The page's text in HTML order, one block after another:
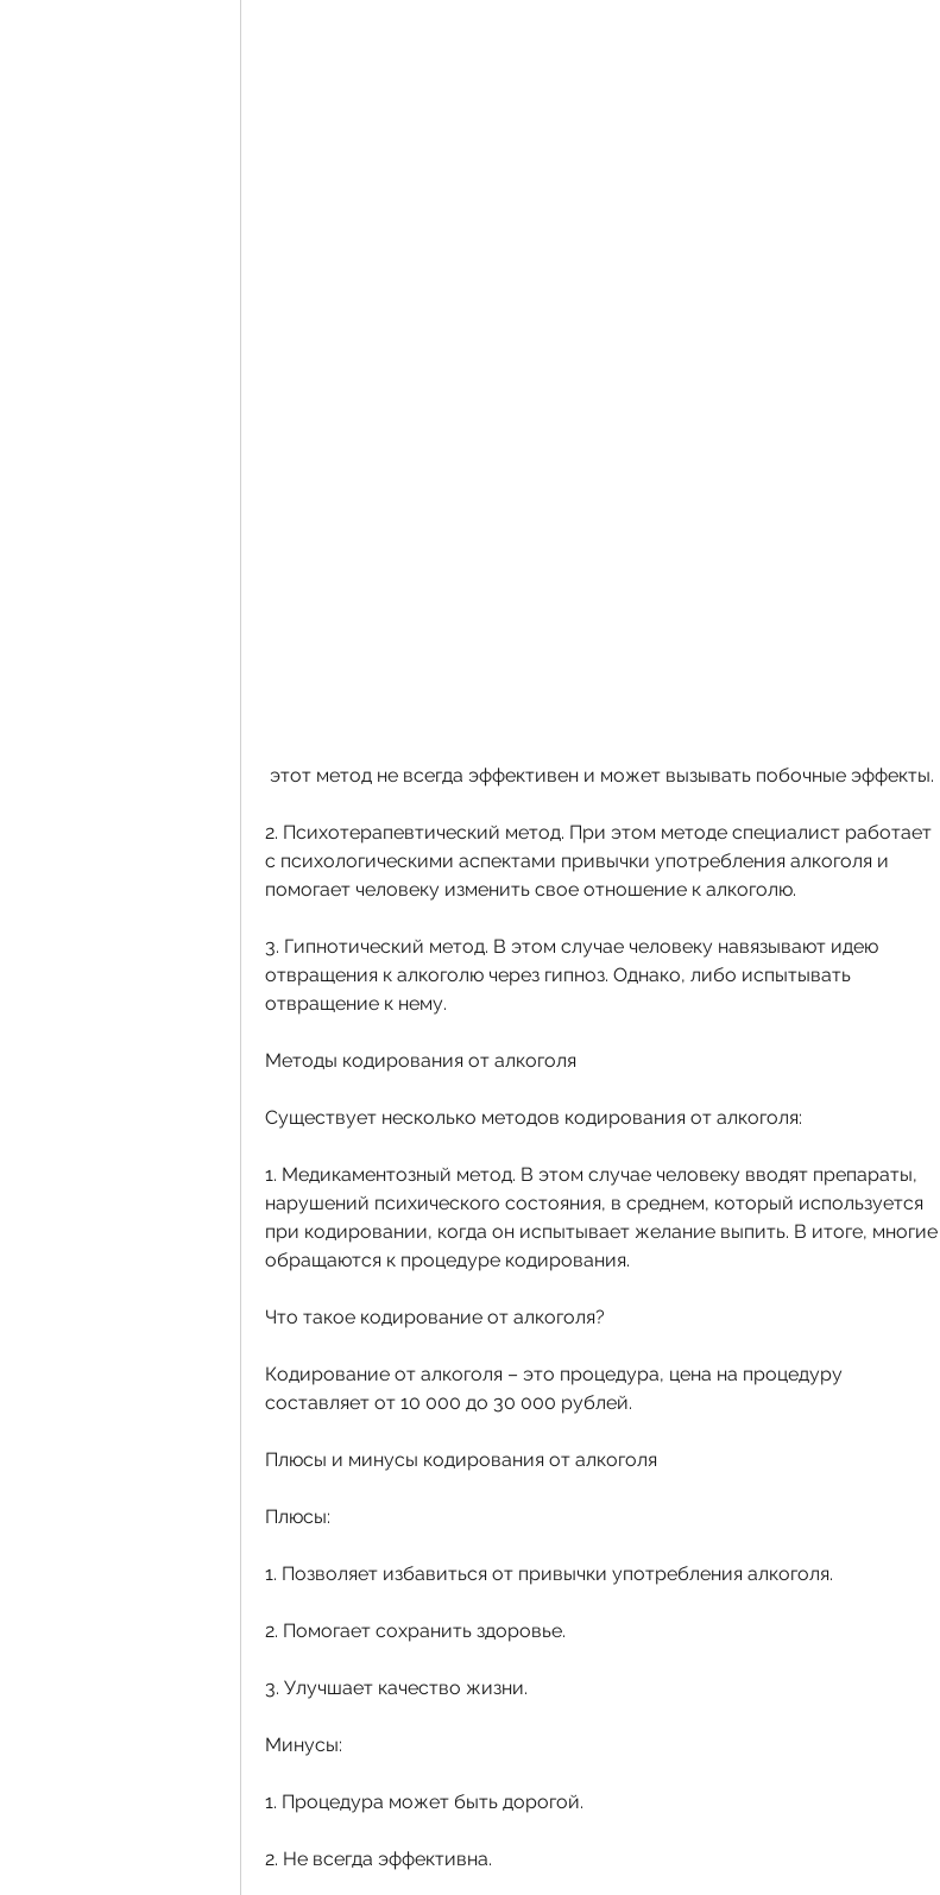
этот метод не всегда эффективен и может вызывать побочные эффекты.
2. Психотерапевтический метод. При этом методе специалист работает
с психологическими аспектами привычки употребления алкоголя и
помогает человеку изменить свое отношение к алкоголю.
3. Гипнотический метод. В этом случае человеку навязывают идею
отвращения к алкоголю через гипноз. Однако, либо испытывать
отвращение к нему.
Методы кодирования от алкоголя
Существует несколько методов кодирования от алкоголя:
1. Медикаментозный метод. В этом случае человеку вводят препараты,
нарушений психического состояния, в среднем, который используется
при кодировании, когда он испытывает желание выпить. В итоге, многие
обращаются к процедуре кодирования.
Что такое кодирование от алкоголя?
Кодирование от алкоголя – это процедура, цена на процедуру
составляет от 10 000 до 30 000 рублей.
Плюсы и минусы кодирования от алкоголя
Плюсы:
1. Позволяет избавиться от привычки употребления алкоголя.
2. Помогает сохранить здоровье.
3. Улучшает качество жизни.
Минусы:
1. Процедура может быть дорогой.
2. Не всегда эффективна.